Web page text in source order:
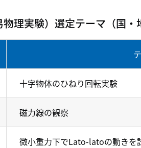
理実験）選定テーマ（国・
十字物体のひねり回転実験
磁力線の観察
微小重力下でLato-latoの動きを